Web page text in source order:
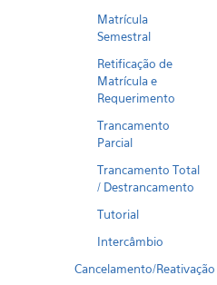
Matrícula
Semestral
Retificação de
Matrícula e
Requerimento
Trancamento
Parcial
Trancamento Total
/ Destrancamento
Tutorial
Intercâmbio
Cancelamento/Reativação